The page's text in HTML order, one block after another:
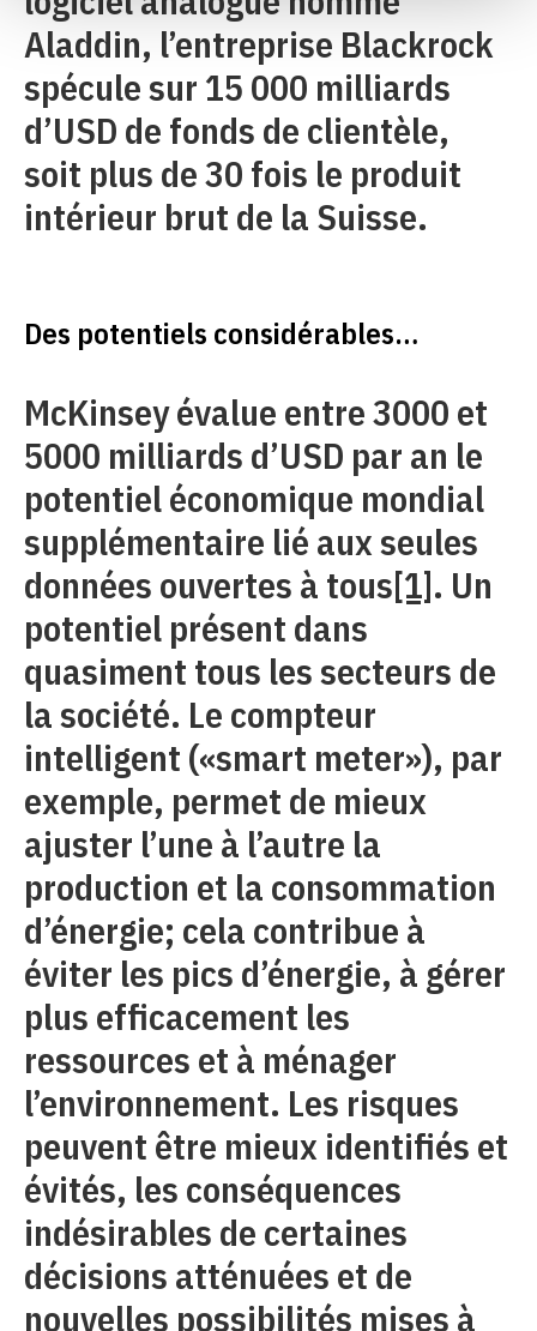
Aladdin, l’entreprise Blackrock
spécule sur 15 000 milliards
d’USD de fonds de clientèle,
soit plus de 30 fois le produit
intérieur brut de la Suisse.
Des potentiels considérables…
McKinsey évalue entre 3000 et
5000 milliards d’USD par an le
potentiel économique mondial
supplémentaire lié aux seules
données ouvertes à tous[1]. Un
potentiel présent dans
quasiment tous les secteurs de
la société. Le compteur
intelligent («smart meter»), par
exemple, permet de mieux
ajuster l’une à l’autre la
production et la consommation
d’énergie; cela contribue à
éviter les pics d’énergie, à gérer
plus efficacement les
ressources et à ménager
l’environnement. Les risques
peuvent être mieux identifiés et
évités, les conséquences
indésirables de certaines
décisions atténuées et de
nouvelles possibilités mises à